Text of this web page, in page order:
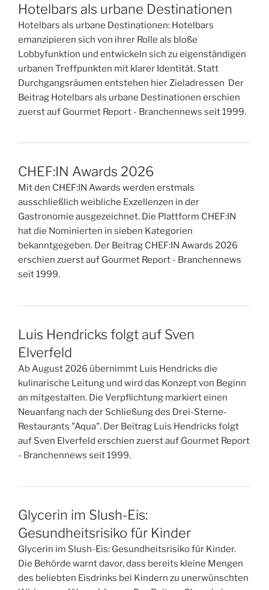
Hotelbars als urbane Destinationen
Hotelbars als urbane Destinationen: Hotelbars
emanzipieren sich von ihrer Rolle als bloße
Lobbyfunktion und entwickeln sich zu eigenständigen
urbanen Treffpunkten mit klarer Identität. Statt
Durchgangsräumen entstehen hier Zieladressen Der
Beitrag Hotelbars als urbane Destinationen erschien
zuerst auf Gourmet Report - Branchennews seit 1999.
CHEF:IN Awards 2026
Mit den CHEF:IN Awards werden erstmals
ausschließlich weibliche Exzellenzen in der
Gastronomie ausgezeichnet. Die Plattform CHEF:IN
hat die Nominierten in sieben Kategorien
bekanntgegeben. Der Beitrag CHEF:IN Awards 2026
erschien zuerst auf Gourmet Report - Branchennews
seit 1999.
Luis Hendricks folgt auf Sven
Elverfeld
Ab August 2026 übernimmt Luis Hendricks die
kulinarische Leitung und wird das Konzept von Beginn
an mitgestalten. Die Verpflichtung markiert einen
Neuanfang nach der Schließung des Drei-Sterne-
Restaurants "Aqua". Der Beitrag Luis Hendricks folgt
auf Sven Elverfeld erschien zuerst auf Gourmet Report
- Branchennews seit 1999.
Glycerin im Slush-Eis:
Gesundheitsrisiko für Kinder
Glycerin im Slush-Eis: Gesundheitsrisiko für Kinder.
Die Behörde warnt davor, dass bereits kleine Mengen
des beliebten Eisdrinks bei Kindern zu unerwünschten